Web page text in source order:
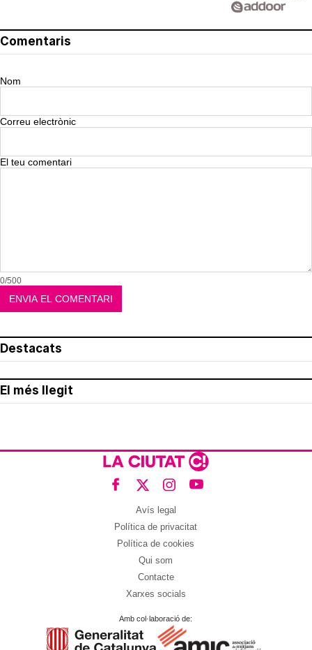
Comentaris
Nom
Correu electrònic
El teu comentari
0/500
Destacats
El més llegit
Avís legal
Política de privacitat
Política de cookies
Qui som
Contacte
Xarxes socials
Amb col·laboració de: